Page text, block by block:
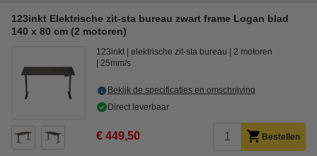
123inkt Elektrische zit-sta bureau zwart frame Logan blad
140 x 80 cm (2 motoren)
123inkt elektrische zit-sta bureau
2 motoren
25mm/s
Bekijk de specificaties en omschrijving
Direct leverbaar
€ 449,50 Bestellen